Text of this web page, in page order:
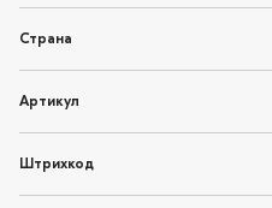
Страна
Артикул
Штрихкод